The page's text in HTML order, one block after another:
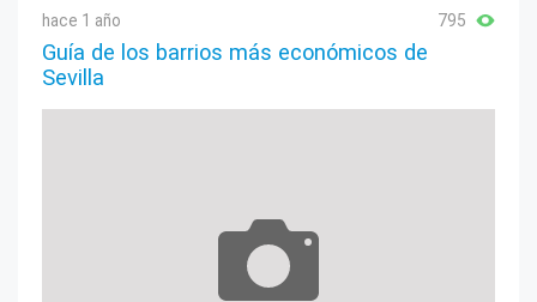
hace 1 año 795
Guía de los barrios más económicos de
Sevilla